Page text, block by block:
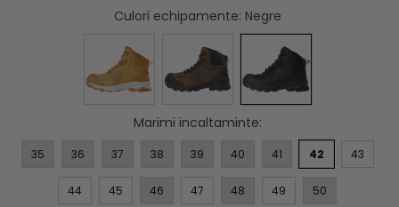
Echipamente specializate
Echipamente muncitori ferma
Echipamente mulgatori
Echipamente trimeri ongloane
Menghine si preseCulori echipamente: Negre
Marimi incaltaminte:
35 36 37 38 39 40 41 42 43
44 45 46 47 48 49 50